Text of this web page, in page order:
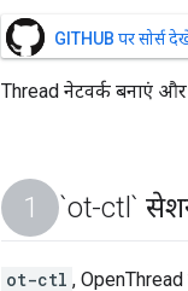
GITHUB पर सोर्स
Thread नेटवर्क बनाएं
`ot-ctl`
ot-ctl ,